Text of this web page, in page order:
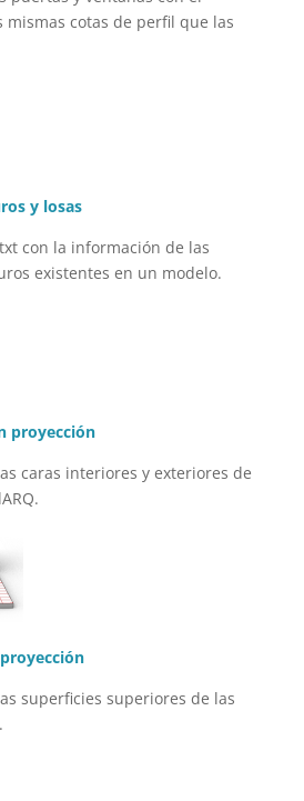
mismas cotas de perfil que las
y losas
con la información de las
existentes en un modelo.
proyección
caras interiores y exteriores de
superficies superiores de las